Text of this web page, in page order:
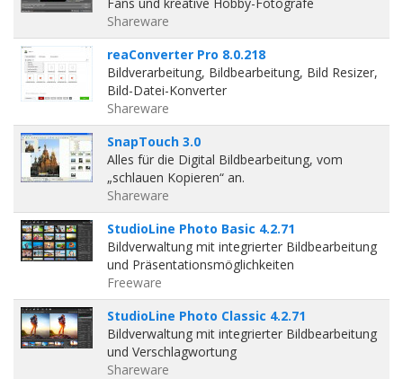
Shareware
reaConverter Pro 8.0.218
Bildverarbeitung, Bildbearbeitung, Bild Resizer,
Bild-Datei-Konverter
Shareware
SnapTouch 3.0
Alles für die Digital Bildbearbeitung, vom
„schlauen Kopieren“ an.
Shareware
StudioLine Photo Basic 4.2.71
Bildverwaltung mit integrierter Bildbearbeitung
und Präsentationsmöglichkeiten
Freeware
StudioLine Photo Classic 4.2.71
Bildverwaltung mit integrierter Bildbearbeitung
und Verschlagwortung
Shareware